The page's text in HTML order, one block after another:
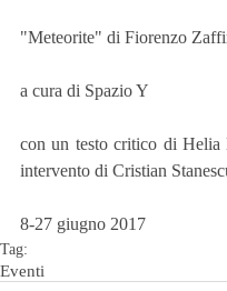
"Meteorite" di Fiorenzo
a cura di Spazio Y
con un testo critico di Helia
intervento di Cristian
8-27 giugno 2017
Tag:
Eventi